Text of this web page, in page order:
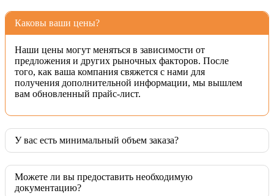
Каковы ваши цены?
Наши цены могут меняться в зависимости от
предложения и других рыночных факторов. После
того, как ваша компания свяжется с нами для
получения дополнительной информации, мы вышлем
вам обновленный прайс-лист.
У вас есть минимальный объем заказа?
Можете ли вы предоставить необходимую
документацию?